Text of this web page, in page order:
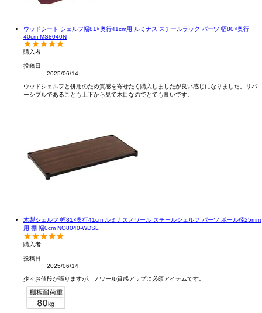
ウッドシート シェルフ幅81×奥行41cm用 ルミナス スチールラック パーツ 幅80×奥行
40cm MS8040N
購入者
投稿日
2025/06/14
ウッドシェルフと併用のため質感を寄せたく購入しましたが良い感じになりました。リバ
ーシブルであることも上下から見て木目なのでとても良いです。
木製シェルフ 幅81×奥行41cm ルミナスノワール スチールシェルフ パーツ ポール径25mm
用 棚 幅0cm NO8040-WDSL
購入者
投稿日
2025/06/14
少々お値段が張りますが、ノワール質感アップに必須アイテムです。